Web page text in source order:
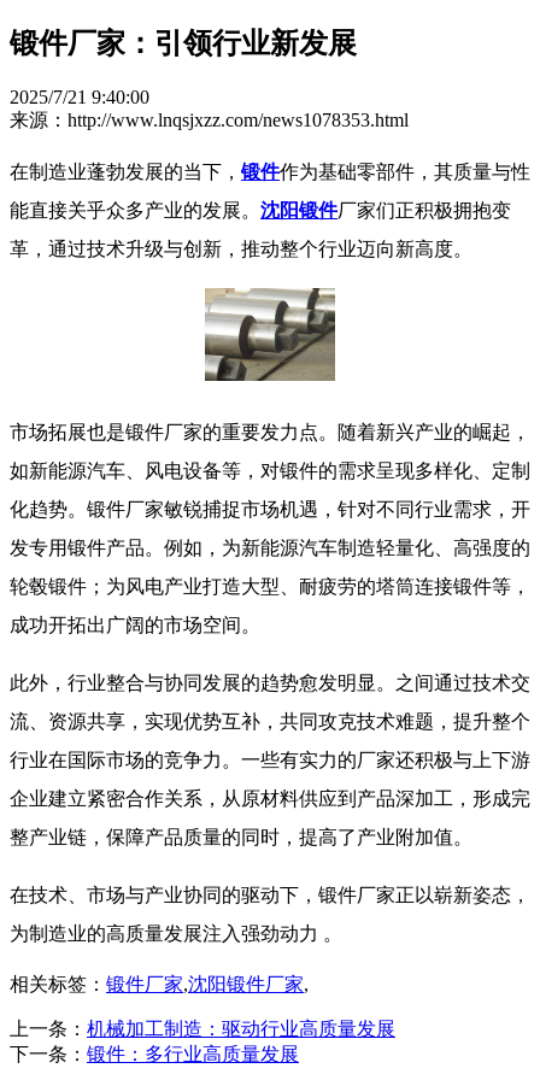
锻件厂家：引领行业新发展
2025/7/21 9:40:00
来源：http://www.lnqsjxzz.com/news1078353.html
在制造业蓬勃发展的当下， 锻件作为基础零部件，其质量与性
能直接关乎众多产业的发展。 沈阳锻件厂家们正积极拥抱变
革，通过技术升级与创新，推动整个行业迈向新高度。
​​ 市场拓展也是锻件厂家的重要发力点。随着新兴产业的崛起，
如新能源汽车、风电设备等，对锻件的需求呈现多样化、定制
化趋势。锻件厂家敏锐捕捉市场机遇，针对不同行业需求，开
发专用锻件产品。例如，为新能源汽车制造轻量化、高强度的
轮毂锻件；为风电产业打造大型、耐疲劳的塔筒连接锻件等，
成功开拓出广阔的市场空间。​
此外，行业整合与协同发展的趋势愈发明显。之间通过技术交
流、资源共享，实现优势互补，共同攻克技术难题，提升整个
行业在国际市场的竞争力。一些有实力的厂家还积极与上下游
企业建立紧密合作关系，从原材料供应到产品深加工，形成完
整产业链，保障产品质量的同时，提高了产业附加值。​
在技术、市场与产业协同的驱动下，锻件厂家正以崭新姿态，
为制造业的高质量发展注入强劲动力 。
相关标签： 锻件厂家,沈阳锻件厂家,
上一条： 机械加工制造：驱动行业高质量发展​
下一条： 锻件：多行业高质量发展